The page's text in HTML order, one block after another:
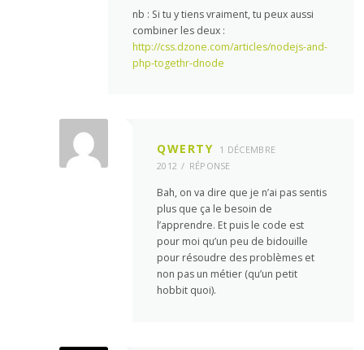
nb : Si tu y tiens vraiment, tu peux aussi
combiner les deux :
http://css.dzone.com/articles/nodejs-and-
php-togethr-dnode
QWERTY 1 DÉCEMBRE
2012
RÉPONSE
Bah, on va dire que je n’ai pas sentis
plus que ça le besoin de
l’apprendre. Et puis le code est
pour moi qu’un peu de bidouille
pour résoudre des problèmes et
non pas un métier (qu’un petit
hobbit quoi).